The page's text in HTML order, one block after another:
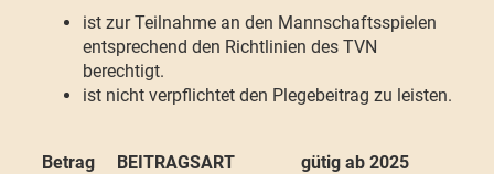
ist zur Teilnahme an den Mannschaftsspielen
entsprechend den Richtlinien des TVN
berechtigt.
ist nicht verpflichtet den Plegebeitrag zu leisten.
Betrag
BEITRAGSART gütig ab 2025